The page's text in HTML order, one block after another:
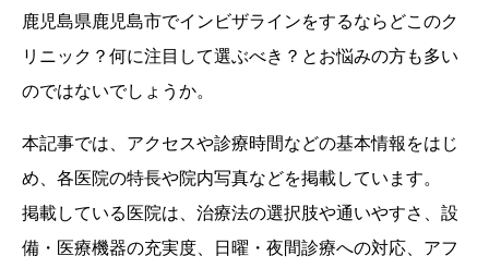
鹿児島県鹿児島市でインビザラインをするならどこのク
リニック？何に注目して選ぶべき？とお悩みの方も多い
のではないでしょうか。
本記事では、アクセスや診療時間などの基本情報をはじ
め、各医院の特長や院内写真などを掲載しています。
掲載している医院は、治療法の選択肢や通いやすさ、設
備・医療機器の充実度、日曜・夜間診療への対応、アフ